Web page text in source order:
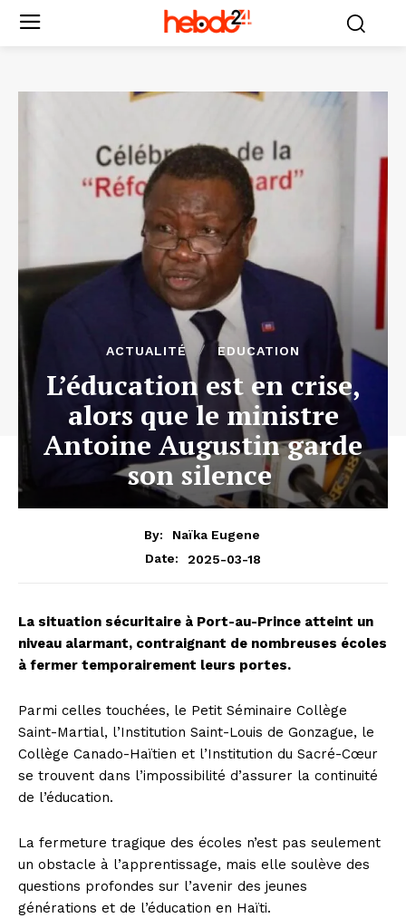
ACTUALITÉ EDUCATION
L’éducation est en crise,
alors que le ministre
Antoine Augustin garde
son silence
By:
Naïka Eugene
Date:
2025-03-18
La situation sécuritaire à Port-au-Prince atteint un
niveau alarmant, contraignant de nombreuses écoles
à fermer temporairement leurs portes.
Parmi celles touchées, le Petit Séminaire Collège
Saint-Martial, l’Institution Saint-Louis de Gonzague, le
Collège Canado-Haïtien et l’Institution du Sacré-Cœur
se trouvent dans l’impossibilité d’assurer la continuité
de l’éducation.
La fermeture tragique des écoles n’est pas seulement
un obstacle à l’apprentissage, mais elle soulève des
questions profondes sur l’avenir des jeunes
générations et de l’éducation en Haïti.